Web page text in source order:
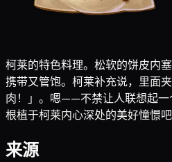
柯莱的特色料理。松软的饼皮内
携带又管饱。柯莱补充说，里面
肉！」。嗯——不禁让人联想起
根植于柯莱内心深处的美好憧憬吧
来源